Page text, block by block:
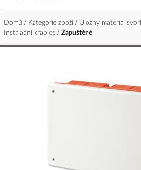
Domů Kategorie zboží
Úložný materiál
Instalační krabice
Zapuštěné